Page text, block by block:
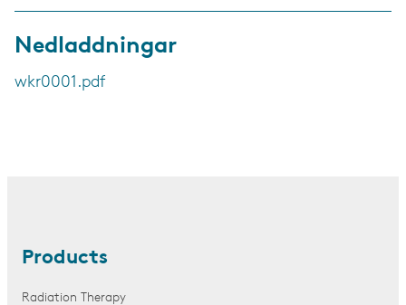
Nedladdningar
wkr0001.pdf
Products
Radiation Therapy